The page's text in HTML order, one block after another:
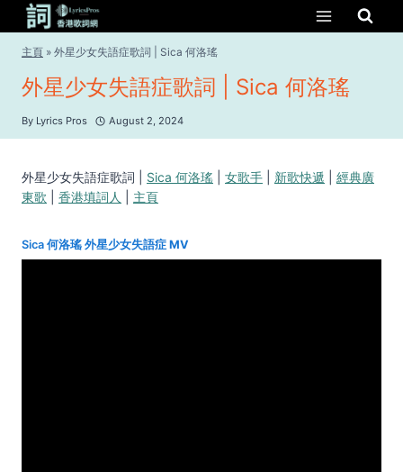
content
主頁 » 外星少女失語症歌詞 | Sica 何洛瑤
外星少女失語症歌詞 | Sica 何洛瑤
By Lyrics Pros August 2, 2024
外星少女失語症歌詞 | Sica 何洛瑤 女歌手 新歌快遞
經典廣
東歌
香港填詞人 主頁
Sica 何洛瑤 外星少女失語症 MV